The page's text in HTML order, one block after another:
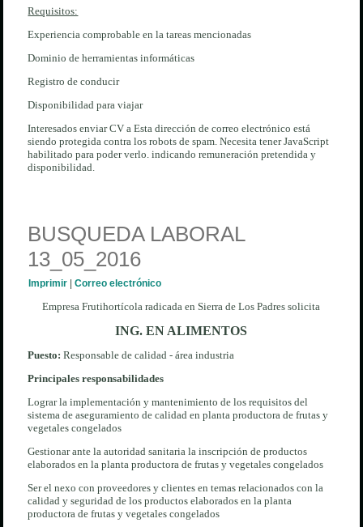
Requisitos:
Experiencia comprobable en la tareas mencionadas
Dominio de herramientas informáticas
Registro de conducir
Disponibilidad para viajar
Interesados enviar CV aEsta dirección de correo electrónico está
siendo protegida contra los robots de spam. Necesita tener JavaScript
habilitado para poder verlo. indicando remuneración pretendida y
disponibilidad.
BUSQUEDA LABORAL
13_05_2016
Imprimir |Correo electrónico
Empresa Frutihortícola radicada en Sierra de Los Padres solicita
ING. EN ALIMENTOS
Puesto: Responsable de calidad - área industria
Principales responsabilidades
Lograr la implementación y mantenimiento de los requisitos del
sistema de aseguramiento de calidad en planta productora de frutas y
vegetales congelados
Gestionar ante la autoridad sanitaria la inscripción de productos
elaborados en la planta productora de frutas y vegetales congelados
Ser el nexo con proveedores y clientes en temas relacionados con la
calidad y seguridad de los productos elaborados en la planta
productora de frutas y vegetales congelados